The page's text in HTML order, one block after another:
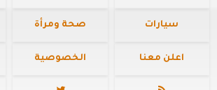
سيارات صحة ومرأة
اعلن معنا الخصوصية